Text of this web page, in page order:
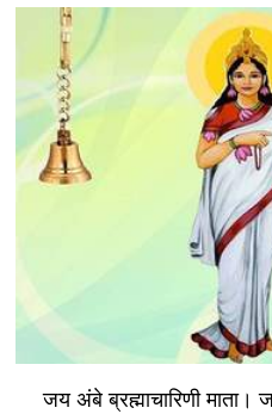
जय अंबे ब्रह्माचारिणी